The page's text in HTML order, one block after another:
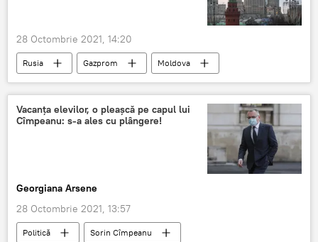
28 Octombrie 2021, 14:20
Rusia Gazprom
Moldova
Negocieri
gaz natural Rusia
Vacanța elevilor, o pleașcă pe capul lui
Cîmpeanu: s-a ales cu plângere!
Georgiana Arsene
28 Octombrie 2021, 13:57
Politică Sorin Cîmpeanu